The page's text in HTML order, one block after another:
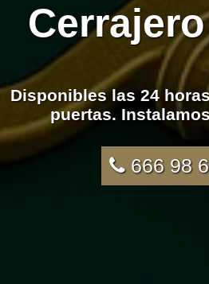
Disponibles las 24
puertas.
666 98